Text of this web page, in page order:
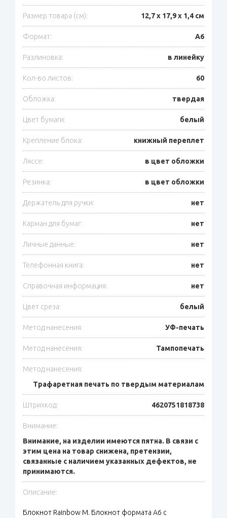
Размер товара (см): 12,7 х 17,9 х 1,4 см
Формат: A6
Разлиновка: в линейку
Кол-во листов: 60
Обложка: твердая
Цвет бумаги: белый
Крепление блока: книжный переплет
Ляссе: в цвет обложки
Резинка: в цвет обложки
Держатель для ручки: нет
Карман для бумаг: нет
Личные данные: нет
Телефонная книга: нет
Справочная информация: нет
Цвет среза: белый
Метод нанесения: УФ-печать
Метод нанесения: Тампопечать
Метод нанесения:
Трафаретная печать по твердым материалам
Штрихкод: 4620751818738
Внимание:
Внимание, на изделии имеются пятна. В связи с
этим цена на товар снижена, претензии,
связанные с наличием указанных дефектов, не
принимаются.
Описание:
Блокнот Rainbow M. Блокнот формата A6 с